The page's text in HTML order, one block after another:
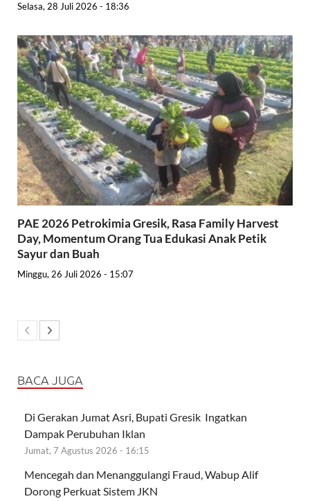
Selasa, 28 Juli 2026 - 18:36
PAE 2026 Petrokimia Gresik, Rasa Family Harvest
Day, Momentum Orang Tua Edukasi Anak Petik
Sayur dan Buah
Minggu, 26 Juli 2026 - 15:07
BACA JUGA
Di Gerakan Jumat Asri, Bupati Gresik Ingatkan
Dampak Perubuhan Iklan
Jumat, 7 Agustus 2026 - 16:15
Mencegah dan Menanggulangi Fraud, Wabup Alif
Dorong Perkuat Sistem JKN